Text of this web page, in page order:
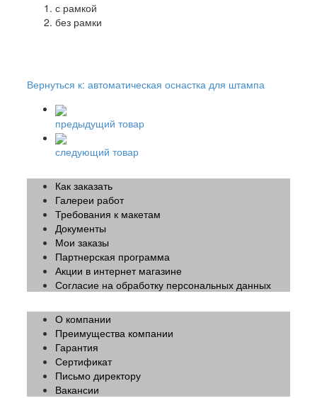
с рамкой
без рамки
Вернуться к: автоматическая оснастка для штампа
предыдущий товар
следующий товар
Как заказать
Галереи работ
Требования к макетам
Документы
Мои заказы
Партнерская программа
Акции в интернет магазине
Согласие на обработку персональных данных
О компании
Преимущества компании
Гарантия
Сертификат
Письмо директору
Вакансии